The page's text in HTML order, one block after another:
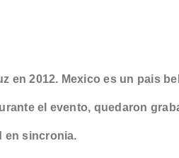
en 2012. Mexico es un pais
el evento, quedaron
en sincronia.